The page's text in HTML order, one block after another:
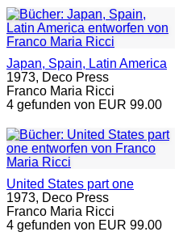
Japan, Spain, Latin America
1973, Deco Press
Franco Maria Ricci
4 gefunden von EUR 99.00
United States part one
1973, Deco Press
Franco Maria Ricci
4 gefunden von EUR 99.00